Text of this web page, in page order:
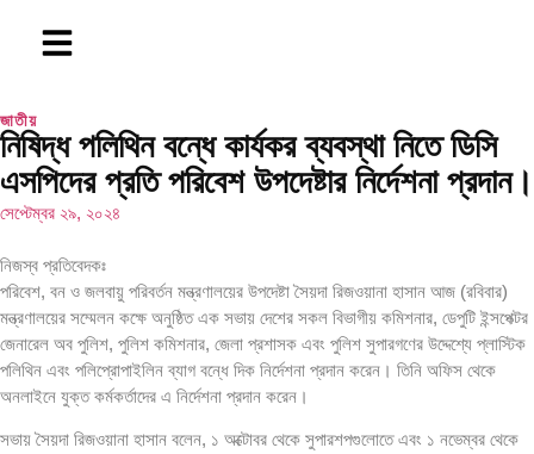
জাতীয়
নিষিদ্ধ পলিথিন বন্ধে কার্যকর ব্যবস্থা নিতে ডিসি
এসপিদের প্রতি পরিবেশ উপদেষ্টার নির্দেশনা প্রদান।
সেপ্টেম্বর ২৯, ২০২৪
নিজস্ব প্রতিবেদকঃ
পরিবেশ, বন ও জলবায়ু পরিবর্তন মন্ত্রণালয়ের উপদেষ্টা সৈয়দা রিজওয়ানা হাসান আজ (রবিবার)
মন্ত্রণালয়ের সম্মেলন কক্ষে অনুষ্ঠিত এক সভায় দেশের সকল বিভাগীয় কমিশনার, ডেপুটি ইন্সপেক্টর
জেনারেল অব পুলিশ, পুলিশ কমিশনার, জেলা প্রশাসক এবং পুলিশ সুপারগণের উদ্দেশ্যে প্লাস্টিক
পলিথিন এবং পলিপ্রোপাইলিন ব্যাগ বন্ধে দিক নির্দেশনা প্রদান করেন। তিনি অফিস থেকে
অনলাইনে যুক্ত কর্মকর্তাদের এ নির্দেশনা প্রদান করেন।
সভায় সৈয়দা রিজওয়ানা হাসান বলেন, ১ অক্টোবর থেকে সুপারশপগুলোতে এবং ১ নভেম্বর থেকে